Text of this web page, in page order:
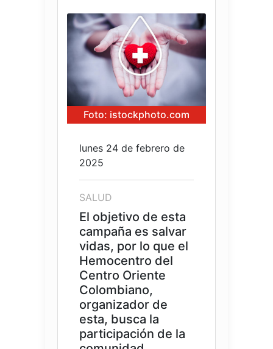
Foto: istockphoto.com
lunes 24 de febrero de
2025
SALUD
El objetivo de esta
campaña es salvar
vidas, por lo que el
Hemocentro del
Centro Oriente
Colombiano,
organizador de
esta, busca la
participación de la